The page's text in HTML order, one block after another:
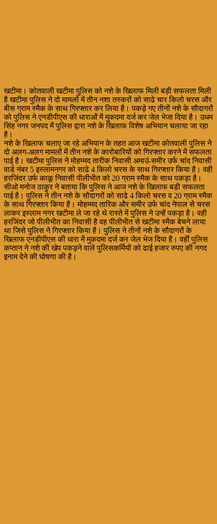
खटीमा। कोतवाली खटीमा पुलिस को नशे के खिलाफ मिली बड़ी सफलता मिली
है खटीमा पुलिस ने दो मामलों में तीन नशा तस्करों को साढे चार किलो चरस और
बीस ग्राम स्मैक के साथ गिरफ्तार कर लिया है। पकड़े गए तीनों नशे के सौदागरों
को पुलिस ने एनडीपीएस की धाराओं में मुकदमा दर्ज कर जेल भेजा दिया है। उधम
सिंह नगर जनपद में पुलिस द्वारा नशे के खिलाफ विशेष अभियान चलाया जा रहा
है।
नशे के खिलाफ चलाए जा रहे अभियान के तहत आज खटीमा कोतवाली पुलिस ने
दो अलग-अलग मामलों में तीन नशे के कारोबारियों को गिरफ्तार करने में सफलता
पाई है। खटीमा पुलिस ने मोहम्मद तारीक निवासी अमाउं-समीर उर्फ चांद निवासी
वार्ड नंबर 5 इस्लामनगर को साढे 4 किलो चरस के साथ गिरफ्तार किया है। वही
हरजिंदर उर्फ काकू निवासी पीलीभीत को 20 ग्राम स्मैक के साथ पकड़ा है।
सीओ मनोज ठाकुर ने बताया कि पुलिस ने आज नशे के खिलाफ बड़ी सफलता
पाई है। पुलिस ने तीन नशे के सौदागरों को साढे 4 किलो चरस व 20 ग्राम स्मैक
के साथ गिरफ्तार किया है। मोहम्मद तारिक और समीर उर्फ चांद नेपाल से चरस
लाकर इस्लाम नगर खटीमा ले जा रहे थे रास्ते में पुलिस ने उन्हें पकड़ा है। वही
हरजिंदर जो पीलीभीत का निवासी है वह पीलीभीत से खटीमा स्मैक बेचने लाया
था जिसे पुलिस ने गिरफ्तार किया है। पुलिस ने तीनों नशे के सौदागरों के
खिलाफ एनडीपीएस की धारा में मुकदमा दर्ज कर जेल भेज दिया है। वहीं पुलिस
कप्तान ने नशे की खेप पकड़ने वाले पुलिसकर्मियों को ढाई हजार रुपए की नगद
इनाम देने की घोषणा की है।